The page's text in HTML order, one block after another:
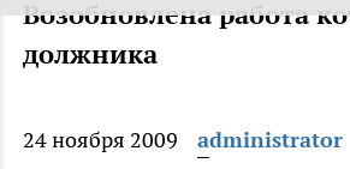
Возобновлена работа
должника
24 ноября 2009
administrator